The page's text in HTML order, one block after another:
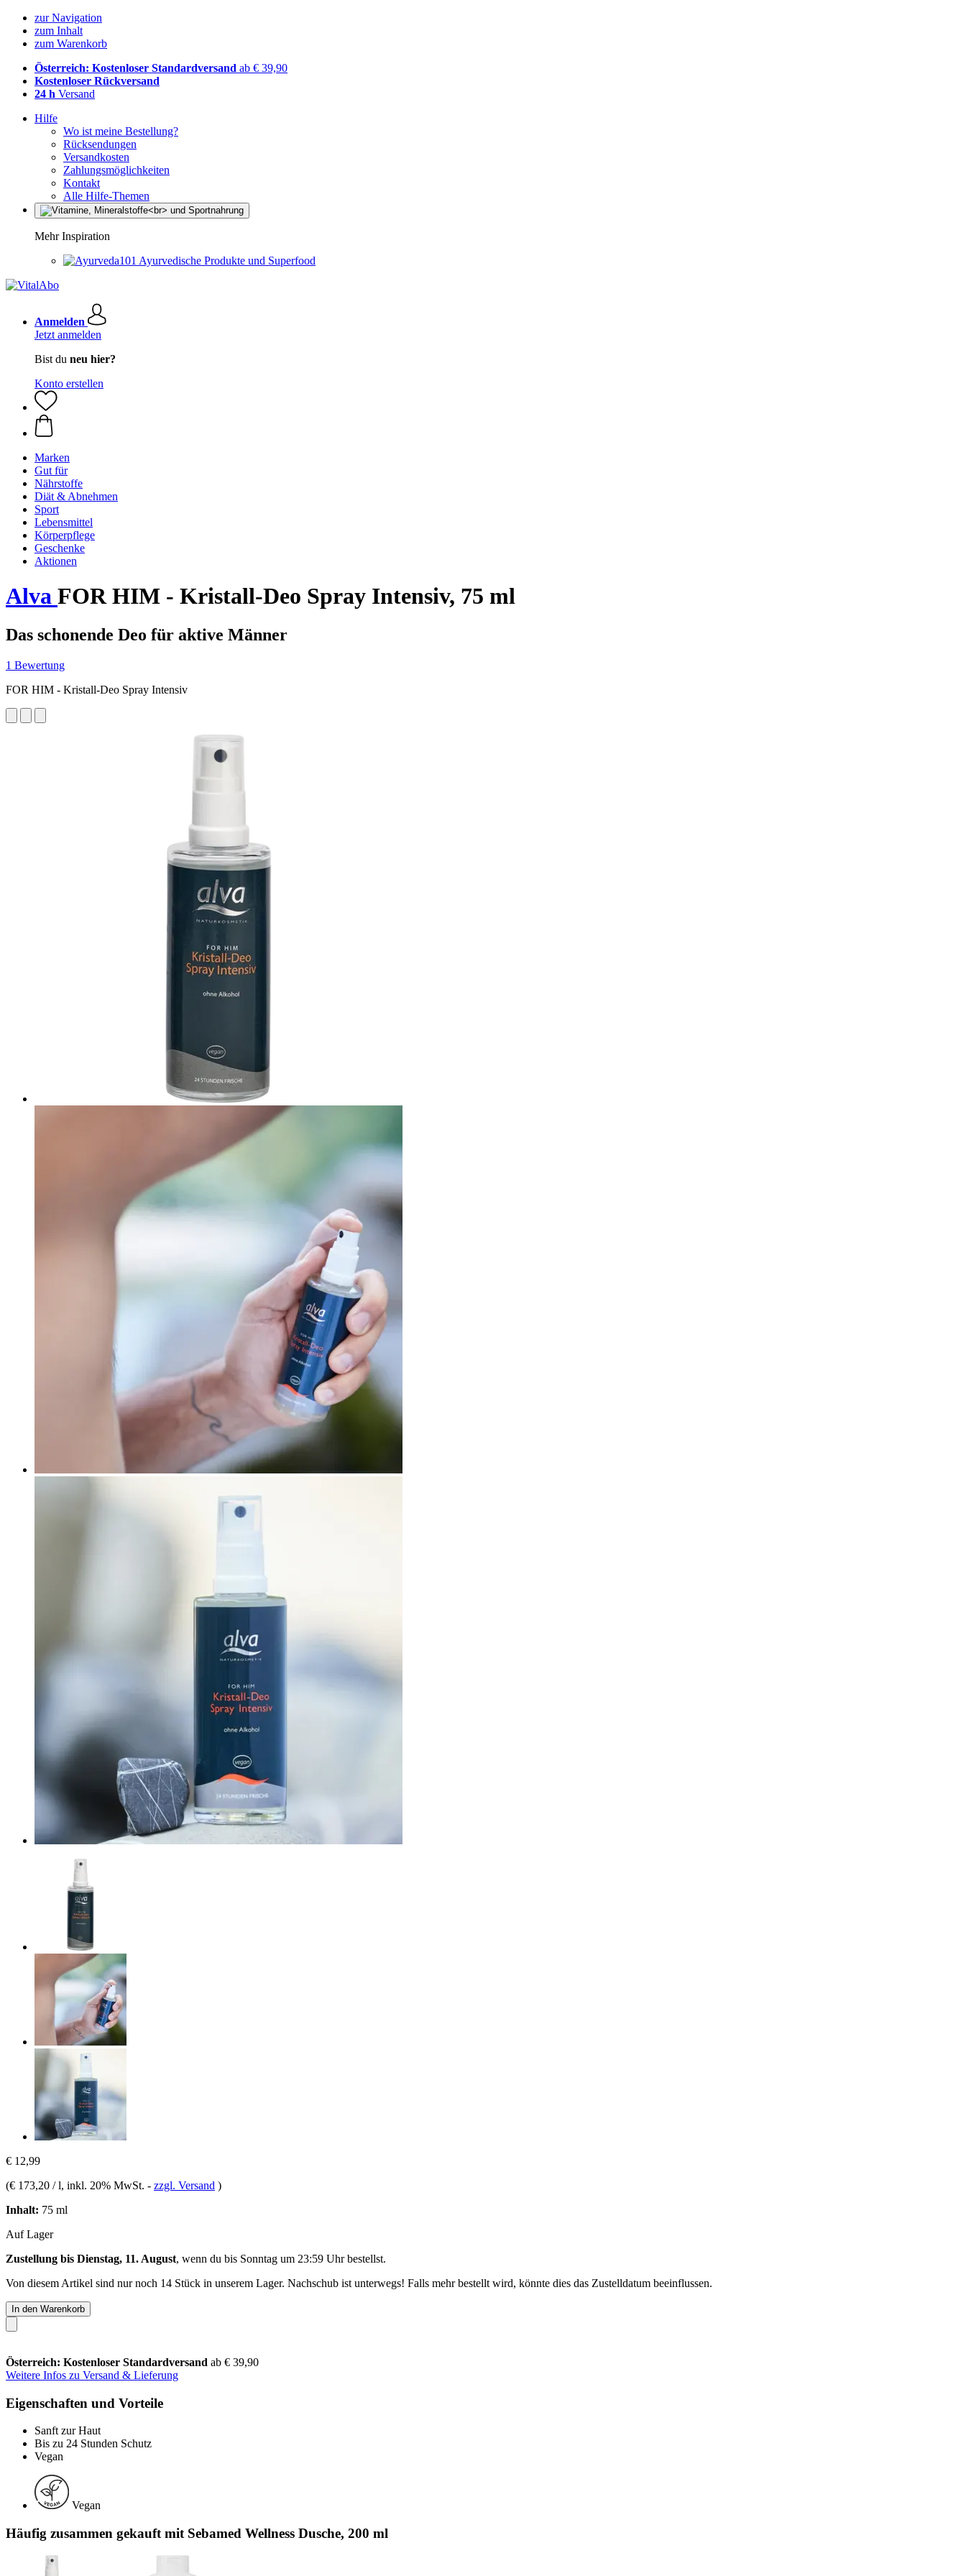
zur Navigation
zum Inhalt
zum Warenkorb
Österreich: Kostenloser Standardversand ab € 39,90
Kostenloser Rückversand
24 h Versand
Hilfe
Wo ist meine Bestellung?
Rücksendungen
Versandkosten
Zahlungsmöglichkeiten
Kontakt
Alle Hilfe-Themen
Mehr Inspiration
Ayurvedische Produkte und Superfood
Anmelden
Jetzt anmelden
Bist du neu hier?
Konto erstellen
Marken
Gut für
Nährstoffe
Diät & Abnehmen
Sport
Lebensmittel
Körperpflege
Geschenke
Aktionen
Alva FOR HIM - Kristall-Deo Spray Intensiv, 75 ml
Das schonende Deo für aktive Männer
1 Bewertung
FOR HIM - Kristall-Deo Spray Intensiv
€ 12,99
(€ 173,20 / l, inkl. 20% MwSt. - zzgl. Versand )
Inhalt: 75 ml
Auf Lager
Zustellung bis Dienstag, 11. August, wenn du bis Sonntag um 23:59 Uhrbestellst.
Von diesem Artikel sind nur noch 14 Stück in unserem Lager. Nachschub ist unterwegs! Falls mehr bestellt wird, könnte dies das Zustelldatum beeinflussen.
In den Warenkorb
Österreich: Kostenloser Standardversand ab € 39,90
Weitere Infos zu Versand & Lieferung
Eigenschaften und Vorteile
Sanft zur Haut
Bis zu 24 Stunden Schutz
Vegan
Vegan
Häufig zusammen gekauft mit Sebamed Wellness Dusche, 200 ml